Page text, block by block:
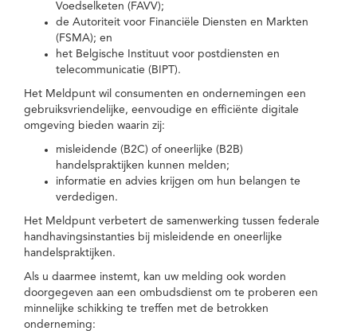
Voedselketen (FAVV);
de Autoriteit voor Financiële Diensten en Markten
(FSMA); en
het Belgische Instituut voor postdiensten en
telecommunicatie (BIPT).
Het Meldpunt wil consumenten en ondernemingen een
gebruiksvriendelijke, eenvoudige en efficiënte digitale
omgeving bieden waarin zij:
misleidende (B2C) of oneerlijke (B2B)
handelspraktijken kunnen melden;
informatie en advies krijgen om hun belangen te
verdedigen.
Het Meldpunt verbetert de samenwerking tussen federale
handhavingsinstanties bij misleidende en oneerlijke
handelspraktijken.
Als u daarmee instemt, kan uw melding ook worden
doorgegeven aan een ombudsdienst om te proberen een
minnelijke schikking te treffen met de betrokken
onderneming: